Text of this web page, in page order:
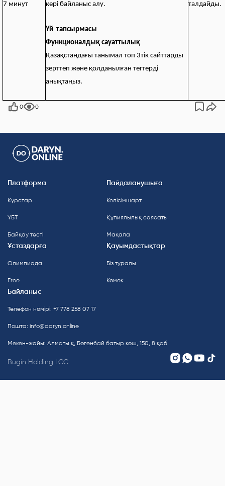
7 минут
кері байланыс алу.
Үй тапсырмасы
Функционалдық сауаттылық
Қазақстандағы танымал топ 3тік сайттарды
зерттеп және қолданылған тегтерді
анықтаңыз.
талдайды.
0 0
Платформа
Курстар
ҰБТ
Байқау тесті
Пайдаланушыға
Келісімшарт
Құпиялылық саясаты
Мақала
Ұстаздарға
Олимпиада
Free
Қауымдастықтар
Біз туралы
Көмек
Байланыс
Телефон нөмірі: +7 778 258 07 17
Пошта: info@daryn.online
Мекен-жайы: Алматы қ, Бөгенбай батыр көш, 150, 8 қаб
Bugin Holding LCC